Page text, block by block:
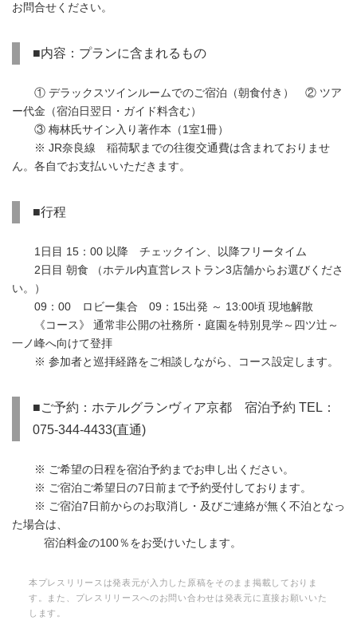
お問合せください。
■内容：プランに含まれるもの
① デラックスツインルームでのご宿泊（朝食付き） ② ツア
ー代金（宿泊日翌日・ガイド料含む）
③ 梅林氏サイン入り著作本（1室1冊）
※ JR奈良線 稲荷駅までの往復交通費は含まれておりませ
ん。各自でお支払いいただきます。
■行程
1日目 15：00 以降 チェックイン、以降フリータイム
2日目 朝食 （ホテル内直営レストラン3店舗からお選びくださ
い。）
09：00 ロビー集合 09：15出発 ～ 13:00頃 現地解散
《コース》 通常非公開の社務所・庭園を特別見学～四ツ辻～
一ノ峰へ向けて登拝
※ 参加者と巡拝経路をご相談しながら、コース設定します。
■ご予約：ホテルグランヴィア京都 宿泊予約 TEL：
075-344-4433(直通)
※ ご希望の日程を宿泊予約までお申し出ください。
※ ご宿泊ご希望日の7日前まで予約受付しております。
※ ご宿泊7日前からのお取消し・及びご連絡が無く不泊となっ
た場合は、
宿泊料金の100％をお受けいたします。
本プレスリリースは発表元が入力した原稿をそのまま掲載しておりま
す。また、プレスリリースへのお問い合わせは発表元に直接お願いいた
します。